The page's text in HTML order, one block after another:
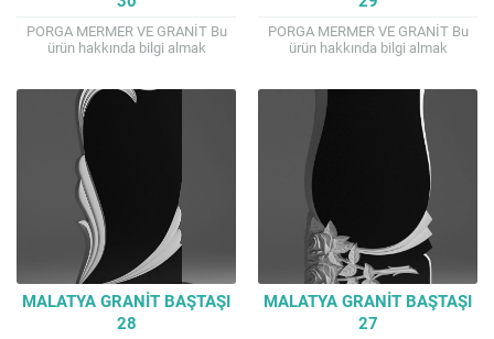
PORGA MERMER VE GRANİT Bu
ürün hakkında bilgi almak
İyi alışverişler...
PORGA MERMER VE GRANİT Bu
ürün hakkında bilgi almak
MALATYA GRANIT BAŞTAŞI
28
MALATYA GRANIT BAŞTAŞI
27